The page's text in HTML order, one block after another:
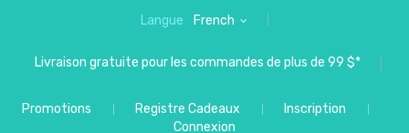
Langue French
Livraison gratuite pour les commandes de plus de 99 $*
Promotions Registre Cadeaux
Inscription
Connexion